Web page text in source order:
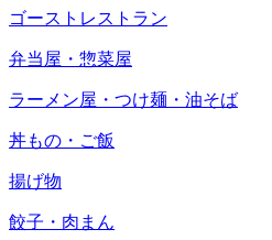
ゴーストレストラン
弁当屋・惣菜屋
ラーメン屋・つけ麺・油そば
丼もの・ご飯
揚げ物
餃子・肉まん